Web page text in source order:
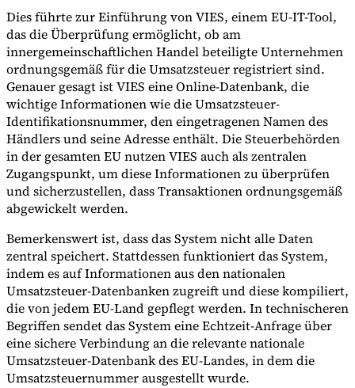
Dies führte zur Einführung von VIES, einem EU-IT-Tool,
das die Überprüfung ermöglicht, ob am
innergemeinschaftlichen Handel beteiligte Unternehmen
ordnungsgemäß für die Umsatzsteuer registriert sind.
Genauer gesagt ist VIES eine Online-Datenbank, die
wichtige Informationen wie die Umsatzsteuer-
Identifikationsnummer, den eingetragenen Namen des
Händlers und seine Adresse enthält. Die Steuerbehörden
in der gesamten EU nutzen VIES auch als zentralen
Zugangspunkt, um diese Informationen zu überprüfen
und sicherzustellen, dass Transaktionen ordnungsgemäß
abgewickelt werden.
Bemerkenswert ist, dass das System nicht alle Daten
zentral speichert. Stattdessen funktioniert das System,
indem es auf Informationen aus den nationalen
Umsatzsteuer-Datenbanken zugreift und diese kompiliert,
die von jedem EU-Land gepflegt werden. In technischeren
Begriffen sendet das System eine Echtzeit-Anfrage über
eine sichere Verbindung an die relevante nationale
Umsatzsteuer-Datenbank des EU-Landes, in dem die
Umsatzsteuernummer ausgestellt wurde.